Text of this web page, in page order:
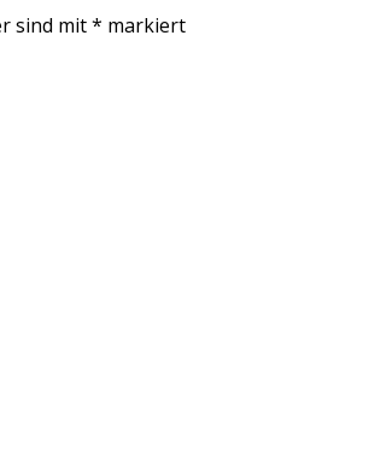
sind mit* markiert